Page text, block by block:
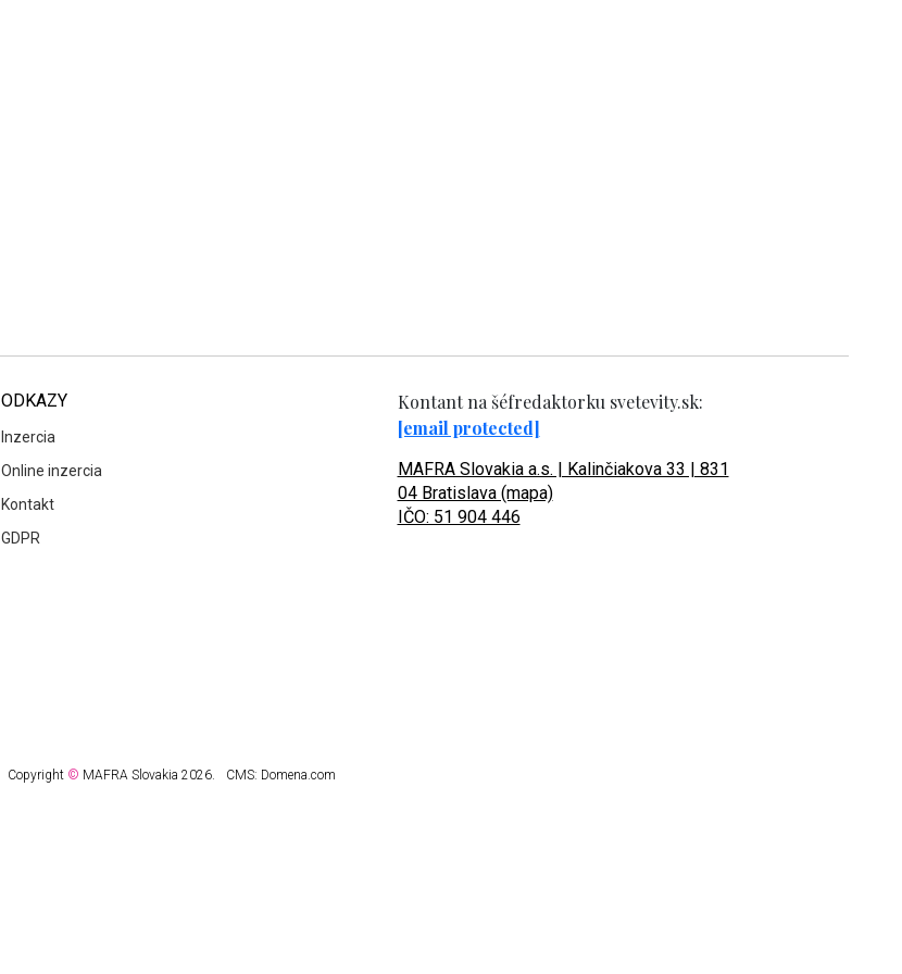
ODKAZY
Inzercia
Online inzercia
Kontakt
GDPR
Kontant na šéfredaktorku svetevity.sk:
[email protected]
MAFRA Slovakia a.s. | Kalinčiakova 33 | 831
04 Bratislava (mapa)
IČO: 51 904 446
Copyright © MAFRA Slovakia 2026. CMS: Domena.com